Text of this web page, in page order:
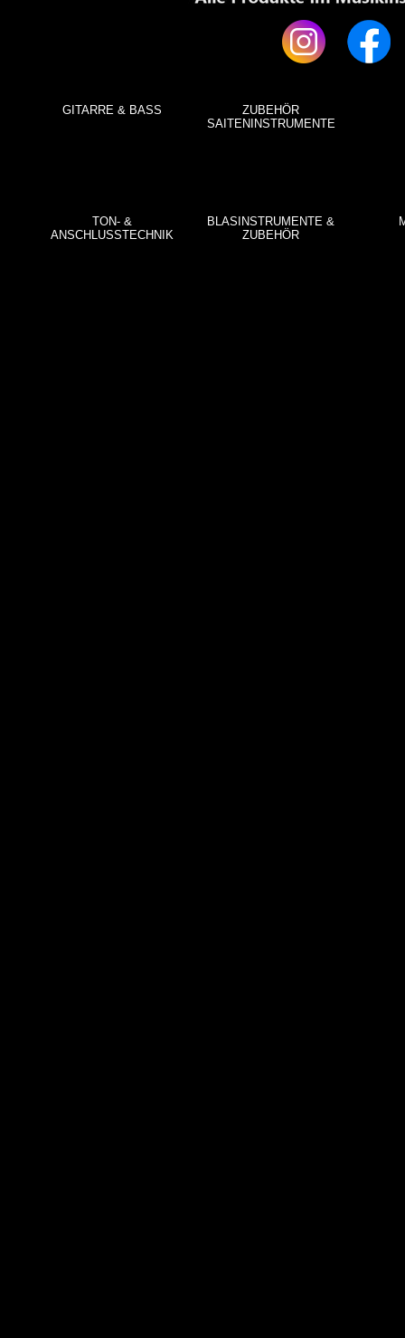
GITARRE & BASS
ZUBEHÖR
SAITENINSTRUMENTE
TON- &
ANSCHLUSSTECHNIK
BLASINSTRUMENTE &
ZUBEHÖR